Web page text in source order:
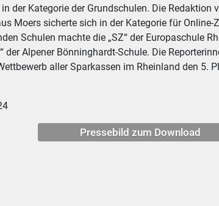
der Kategorie der Grundschulen. Die Redaktion
Moers sicherte sich in der Kategorie für
Schulen machte die „SZ“ der Europaschule
der Alpener Bönninghardt-Schule. Die
aller Sparkassen im Rheinland den 5.
Pressebild zum Download